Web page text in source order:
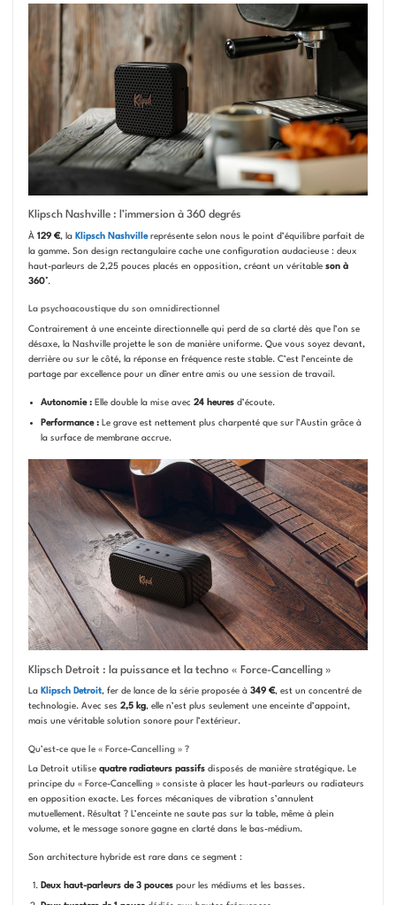
Klipsch Nashville : l’immersion à 360 degrés
À 129 €, la Klipsch Nashvillereprésente selon nous le point d’équilibre parfait de
la gamme. Son design rectangulaire cache une configuration audacieuse : deux
haut-parleurs de 2,25 pouces placés en opposition, créant un véritable son à
360°.
La psychoacoustique du son omnidirectionnel
Contrairement à une enceinte directionnelle qui perd de sa clarté dès que l’on se
désaxe, la Nashville projette le son de manière uniforme. Que vous soyez devant,
derrière ou sur le côté, la réponse en fréquence reste stable. C’est l’enceinte de
partage par excellence pour un dîner entre amis ou une session de travail.
Autonomie : Elle double la mise avec24 heures d’écoute.
Performance : Le grave est nettement plus charpenté que sur l’Austin grâce à
la surface de membrane accrue.
Klipsch Detroit : la puissance et la techno « Force-Cancelling »
La Klipsch Detroit, fer de lance de la série proposée à 349 €, est un concentré de
technologie. Avec ses 2,5 kg, elle n’est plus seulement une enceinte d’appoint,
mais une véritable solution sonore pour l’extérieur.
Qu’est-ce que le « Force-Cancelling » ?
La Detroit utilise quatre radiateurs passifsdisposés de manière stratégique. Le
principe du « Force-Cancelling » consiste à placer les haut-parleurs ou radiateurs
en opposition exacte. Les forces mécaniques de vibration s’annulent
mutuellement. Résultat ? L’enceinte ne saute pas sur la table, même à plein
volume, et le message sonore gagne en clarté dans le bas-médium.
Son architecture hybride est rare dans ce segment :
Deux haut-parleurs de 3 pouces pour les médiums et les basses.